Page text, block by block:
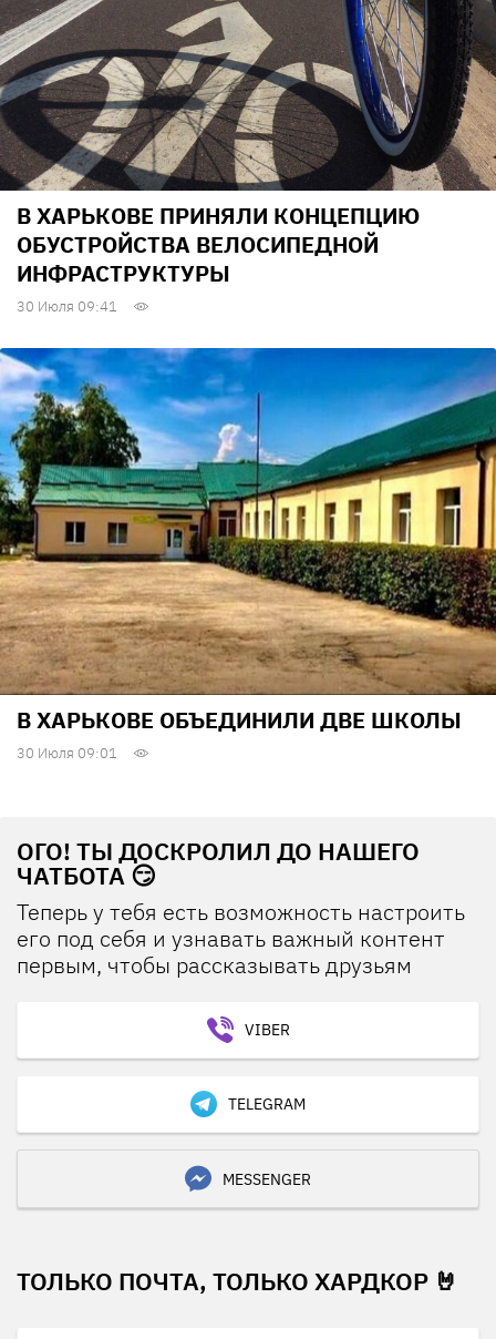
В ХАРЬКОВЕ ПРИНЯЛИ КОНЦЕПЦИЮ
ОБУСТРОЙСТВА ВЕЛОСИПЕДНОЙ
ИНФРАСТРУКТУРЫ
30 Июля 09:41
В ХАРЬКОВЕ ОБЪЕДИНИЛИ ДВЕ ШКОЛЫ
30 Июля 09:01
ОГО! ТЫ ДОСКРОЛИЛ ДО НАШЕГО
ЧАТБОТА 😏
Теперь у тебя есть возможность настроить
его под себя и узнавать важный контент
первым, чтобы рассказывать друзьям
VIBER
TELEGRAM
MESSENGER
ТОЛЬКО ПОЧТА, ТОЛЬКО ХАРДКОР 🤘